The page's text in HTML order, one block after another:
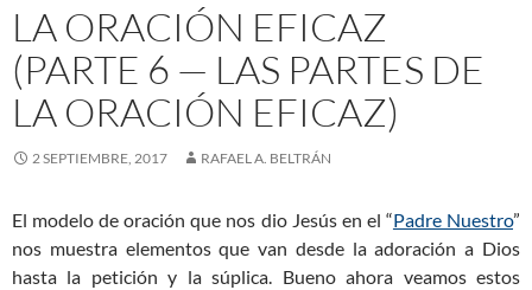
LA ORACIÓN EFICAZ
(PARTE 6 — LAS PARTES DE
LA ORACIÓN EFICAZ)
2 SEPTIEMBRE, 2017 RAFAEL A. BELTRÁN
El modelo de oración que nos dio Jesús en el “Padre Nuestro”
nos muestra elementos que van desde la adoración a Dios
hasta la petición y la súplica. Bueno ahora veamos estos